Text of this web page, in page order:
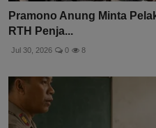
Pramono Anung Minta
RTH Penja...
Jul 30, 2026 0 8